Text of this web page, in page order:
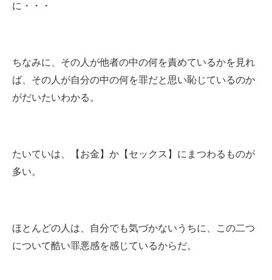
に・・・
ちなみに、その人が他者の中の何を責めているかを見れ
ば、その人が自分の中の何を罪だと思い恥じているのか
がだいたいわかる。
たいていは、【お金】か【セックス】にまつわるものが
多い。
ほとんどの人は、自分でも気づかないうちに、この二つ
について酷い罪悪感を感じているからだ。